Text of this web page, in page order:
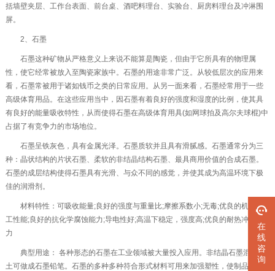
在
线
咨
询
括墙壁夹层、工作台表面、前台桌、酒吧料理台、实验台、厨房料理台及冲淋围
屏。
2、石墨
石墨这种矿物从严格意义上来说不能算是陶瓷，但由于它所具有的物理属
性，使它经常被放入至陶瓷家族中。石墨的用途非常广泛。从较低层次的应用来
看，石墨常被用于诸如钱币之类的日常应用。从另一面来看，石墨经常用于一些
高级体育用品。在这些应用当中，因石墨有着良好的强度和湿度的比例，使其具
有良好的能量吸收特性，从而使得石墨在高级体育用具(如网球拍及高尔夫球棍)中
占据了有竞争力的市场地位。
石墨呈铁灰色，具有金属光泽。石墨质软并且具有滑腻感。石墨通常分为三
种：晶状结构的片状石墨、柔软的非结晶结构石墨、最具商用价值的合成石墨。
石墨的成层结构使得石墨具有光滑、与众不同的感觉，并使其成为高温环境下极
佳的润滑剂。
材料特性：可吸收能量;良好的强度与重量比;摩擦系数小;无毒;优良的机械加
工性能;良好的抗化学腐蚀能力;导电性好;高温下稳定，强度高;优良的耐热冲击能
力
典型用途： 各种形态的石墨在工业领域被大量投入应用。非结晶石墨混入黏
土可做成石墨铅笔。石墨的多种多种符合形式材料可用来加强塑性，使制品更为